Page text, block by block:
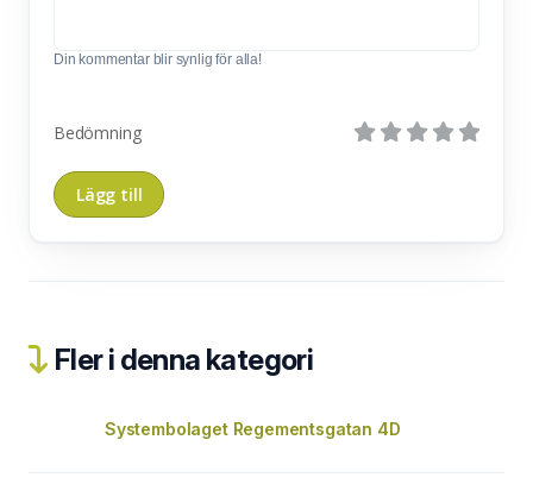
Din kommentar blir synlig för alla!
Bedömning
Fler i denna kategori
Systembolaget Regementsgatan 4D